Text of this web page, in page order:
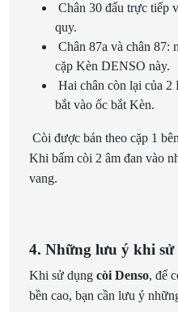
Chân 30 đấu trực tiếp
quy.
Chân 87a và chân 87:
cặp Kèn DENSO này.
Hai chân còn lại của
bắt vào ốc bắt Kèn.
Còi được bán theo cặp 1
Khi bấm còi 2 âm đan vào
vang.
4. Những lưu ý khi sử
Khi sử dụng còi Denso, để
bền cao, bạn cần lưu ý